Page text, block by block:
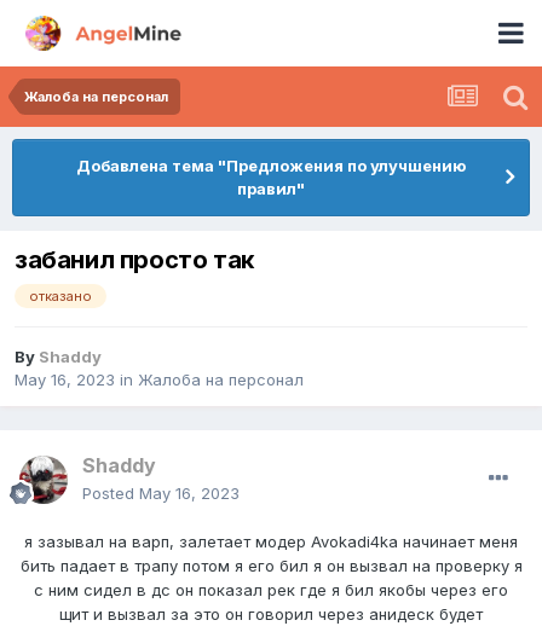
Жалоба на персонал
Добавлена тема "Предложения по улучшению
правил"
забанил просто так
отказано
By Shaddy
May 16, 2023 in Жалоба на персонал
Shaddy
Posted May 16, 2023
я зазывал на варп, залетает модер Avokadi4ka начинает меня
бить падает в трапу потом я его бил я он вызвал на проверку я
с ним сидел в дс он показал рек где я бил якобы через его
щит и вызвал за это он говорил через анидеск будет